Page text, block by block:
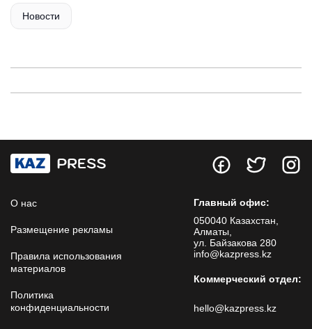
Новости
О нас
Размещение рекламы
Правила использования
материалов
Политика
конфиденциальности
Главный офис:
050040 Казахстан,
Алматы,
ул. Байзакова 280
info@kazpress.kz
Коммерческий отдел:
hello@kazpress.kz